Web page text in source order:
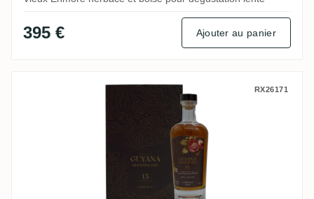
395 € Ajouter au panier
Nobilis Diamond No. 54 Savalle StillRX26171